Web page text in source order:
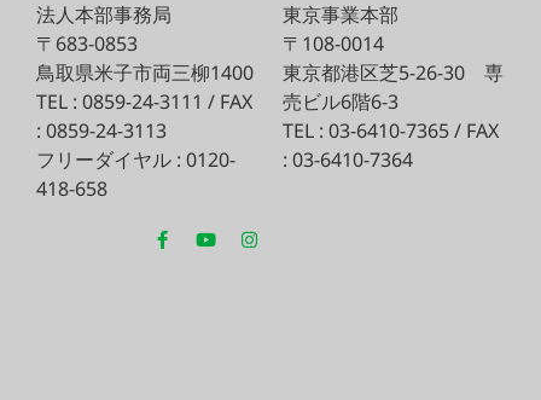
法人本部事務局
〒683-0853
鳥取県米子市両三柳1400
TEL : 0859-24-3111 / FAX
: 0859-24-3113
フリーダイヤル : 0120-
418-658
東京事業本部
〒108-0014
東京都港区芝5-26-30 専
売ビル6階6-3
TEL : 03-6410-7365 / FAX
: 03-6410-7364